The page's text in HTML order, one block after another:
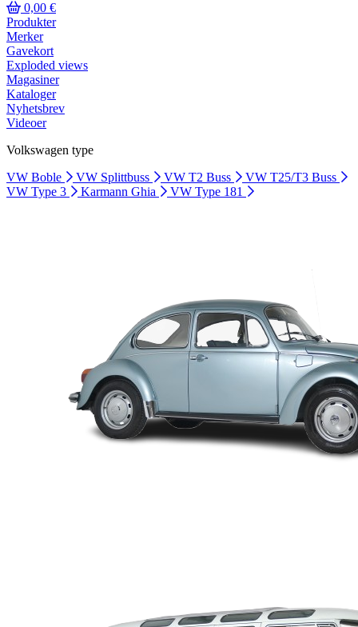
0,00 €
Produkter
Merker
Gavekort
Exploded views
Magasiner
Kataloger
Nyhetsbrev
Videoer
Volkswagen type
VW Boble
VW Splittbuss VW T2 Buss
VW T25/T3 Buss
VW Type 3
Karmann Ghia VW Type 181